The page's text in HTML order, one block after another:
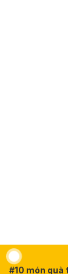
#10 món quà